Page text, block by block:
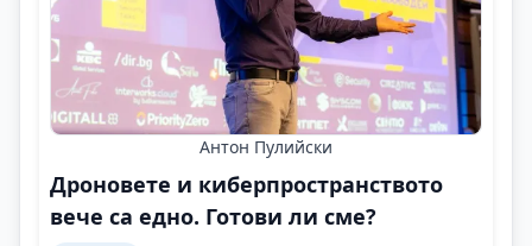
Антон Пулийски
Дроновете и киберпространството
вече са едно. Готови ли сме?